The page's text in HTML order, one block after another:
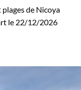
de Nicoya
le 22/12/2026